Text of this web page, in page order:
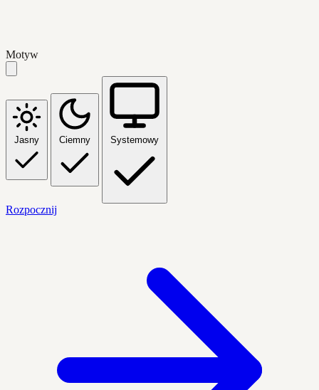
Motyw
Jasny Ciemny Systemowy
Rozpocznij